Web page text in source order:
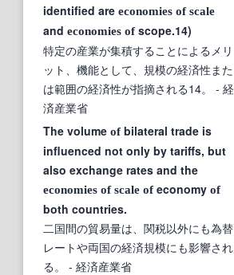
identified are economies of scale
and economies ofscope.14)
特定の産業が集積することによるメリ
ット、機能として、規模の経済性また
は範囲の経済性が指摘される14。
- 経
済産業省
The volume ofbilateral trade is
influenced not only by tariffs, but
also exchange rates and the
economies of scale ofeconomy of
both countries.
二国間の貿易量は、関税以外にも為替
レートや両国の経済規模にも影響され
る。
- 経済産業省